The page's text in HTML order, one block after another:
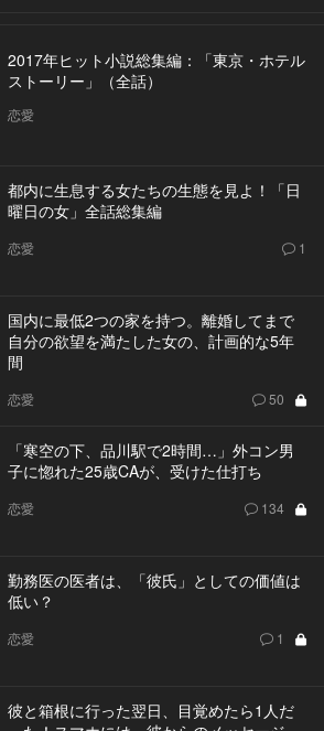
2017年ヒット小説総集編：「東京・ホテル
ストーリー」（全話）
恋愛
都内に生息する女たちの生態を見よ！「日
曜日の女」全話総集編
恋愛 1
国内に最低2つの家を持つ。離婚してまで
自分の欲望を満たした女の、計画的な5年
間
恋愛 50
「寒空の下、品川駅で2時間…」外コン男
子に惚れた25歳CAが、受けた仕打ち
恋愛 134
勤務医の医者は、「彼氏」としての価値は
低い？
恋愛 1
彼と箱根に行った翌日、目覚めたら1人だ